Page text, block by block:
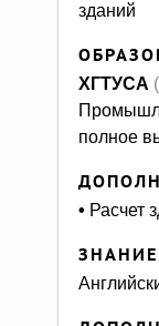
зданий
ХГТУСА
полное
• Расчет